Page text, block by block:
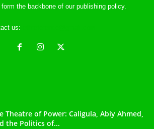
form the backbone of our publishing policy.
us:
Theatre of Power: Caligula, Abiy Ahmed,
the Politics of...